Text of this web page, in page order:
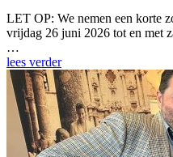
LET OP: We nemen een korte
vrijdag 26 juni 2026 tot en met
…
lees verder